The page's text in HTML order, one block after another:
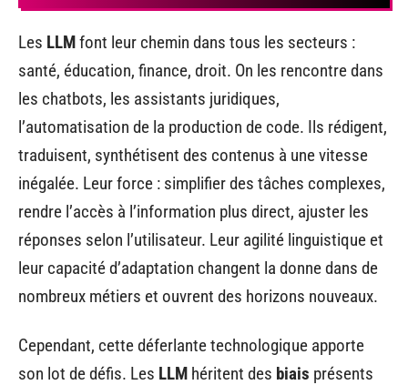
Les LLMfont leur chemin dans tous les secteurs :
santé, éducation, finance, droit. On les rencontre dans
les chatbots, les assistants juridiques,
l’automatisation de la production de code. Ils rédigent,
traduisent, synthétisent des contenus à une vitesse
inégalée. Leur force : simplifier des tâches complexes,
rendre l’accès à l’information plus direct, ajuster les
réponses selon l’utilisateur. Leur agilité linguistique et
leur capacité d’adaptation changent la donne dans de
nombreux métiers et ouvrent des horizons nouveaux.
Cependant, cette déferlante technologique apporte
son lot de défis. Les LLM héritent des biais présents